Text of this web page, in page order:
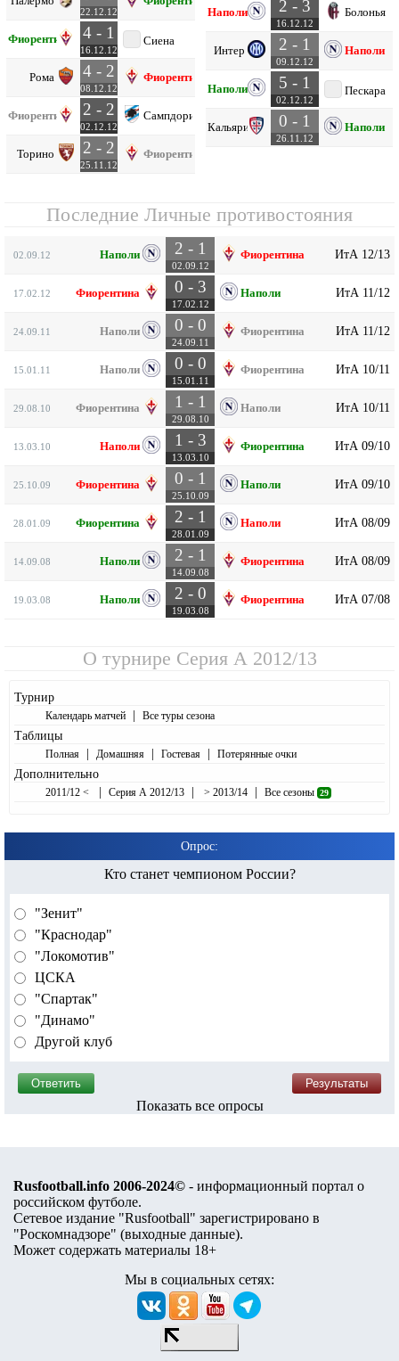
22.12.12
Фиорентина 4 - 1
16.12.12
Сиена
Рома 4 - 2
08.12.12
Фиорентина
Фиорентина 2 - 2
02.12.12
Сампдория
Торино 2 - 2
25.11.12
Фиорентина
Наполи 2 - 3
16.12.12
Болонья
Интер 2 - 1
09.12.12
Наполи
Наполи 5 - 1
02.12.12
Пескара
Кальяри 0 - 1
26.11.12
Наполи
Последние Личные противостояния
02.09.12 Наполи 2 - 1
02.09.12
Фиорентина ИтА 12/13
17.02.12 Фиорентина 0 - 3
17.02.12
Наполи ИтА 11/12
24.09.11 Наполи 0 - 0
24.09.11
Фиорентина ИтА 11/12
15.01.11 Наполи 0 - 0
15.01.11
Фиорентина ИтА 10/11
29.08.10 Фиорентина 1 - 1
29.08.10
Наполи ИтА 10/11
13.03.10 Наполи 1 - 3
13.03.10
Фиорентина ИтА 09/10
25.10.09 Фиорентина 0 - 1
25.10.09
Наполи ИтА 09/10
28.01.09 Фиорентина 2 - 1
28.01.09
Наполи ИтА 08/09
14.09.08 Наполи 2 - 1
14.09.08
Фиорентина ИтА 08/09
19.03.08 Наполи 2 - 0
19.03.08
Фиорентина ИтА 07/08
О турнире Серия А 2012/13
Турнир
Календарь матчей | Все туры сезона
Таблицы
Полная | Домашняя | Гостевая | Потерянные очки
Дополнительно
2011/12 < | Серия А 2012/13 | > 2013/14 | Все сезоны 29
Опрос:
Кто станет чемпионом России?
"Зенит"
"Краснодар"
"Локомотив"
ЦСКА
"Спартак"
"Динамо"
Другой клуб
Показать все опросы
Rusfootball.info 2006-2024© - информационный портал о
российском футболе.
Сетевое издание "Rusfootball" зарегистрировано в
"Роскомнадзоре" (выходные данные).
Может содержать материалы 18+
Мы в социальных сетях: